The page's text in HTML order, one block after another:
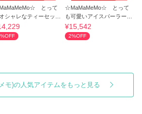
とって
シャレなティーセット
ごと♪
☆MaMaMeMo☆ とって
も可愛いアイスパーラーセ
ット ままごと♪
¥15,542
2%OFF
モ)の人気アイテムをもっと見る